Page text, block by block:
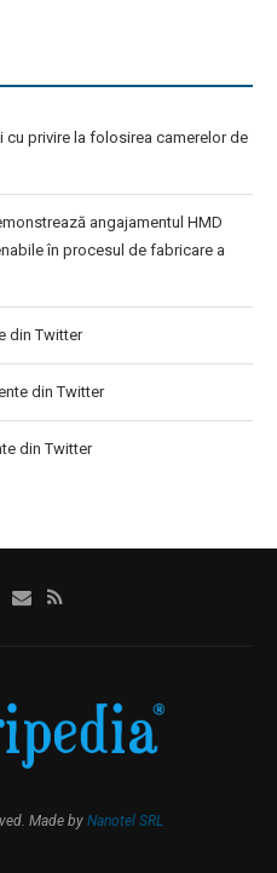
privire la folosirea camerelor de
angajamentul HMD
în procesul de fabricare a
din Twitter
din Twitter
din Twitter
Made by Nanotel SRL